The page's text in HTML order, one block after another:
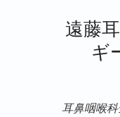
遠藤
ギ
耳鼻咽喉